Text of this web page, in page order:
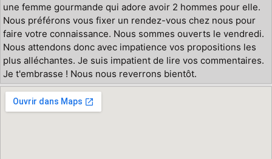
une femme gourmande qui adore avoir 2 hommes pour elle.
Nous préférons vous fixer un rendez-vous chez nous pour
faire votre connaissance. Nous sommes ouverts le vendredi.
Nous attendons donc avec impatience vos propositions les
plus alléchantes. Je suis impatient de lire vos commentaires.
Je t'embrasse ! Nous nous reverrons bientôt.